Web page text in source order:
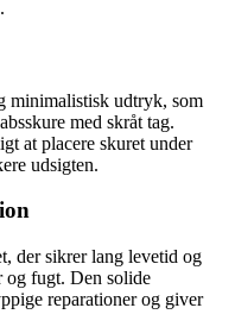
minimalistisk udtryk, som
med skråt tag.
at placere skuret under
udsigten.
der sikrer lang levetid og
og fugt. Den solide
reparationer og giver